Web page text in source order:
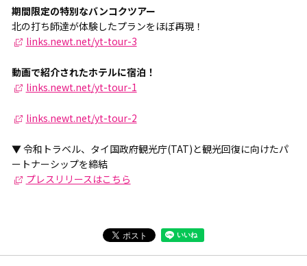
期間限定の特別なバンコクツアー
北の打ち師達が体験したプランをほぼ再現！
links.newt.net/yt-tour-3
動画で紹介されたホテルに宿泊！
links.newt.net/yt-tour-1
links.newt.net/yt-tour-2
▼ 令和トラベル、タイ国政府観光庁(TAT)と観光回復に向けたパ
ートナーシップを締結
プレスリリースはこちら